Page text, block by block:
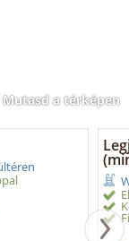
Mutasd a térképen